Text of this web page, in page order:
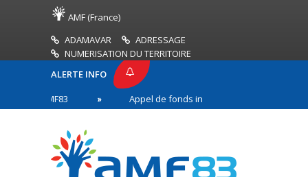
AMF (France)
ADAMAVAR
ADRESSAGE
NUMERISATION DU TERRITOIRE
ALERTE INFO
Appel de fonds incendies de forêt
première ligne